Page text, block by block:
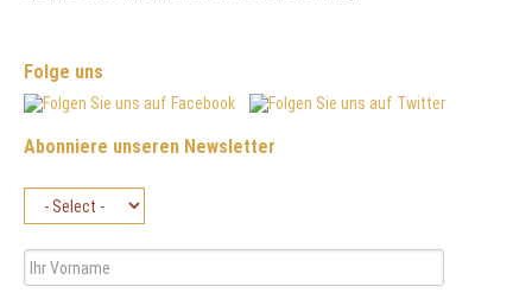
Folge uns
Abonniere unseren Newsletter